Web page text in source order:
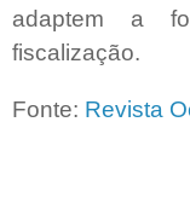
adaptem a
fiscalização.
Fonte: Revista